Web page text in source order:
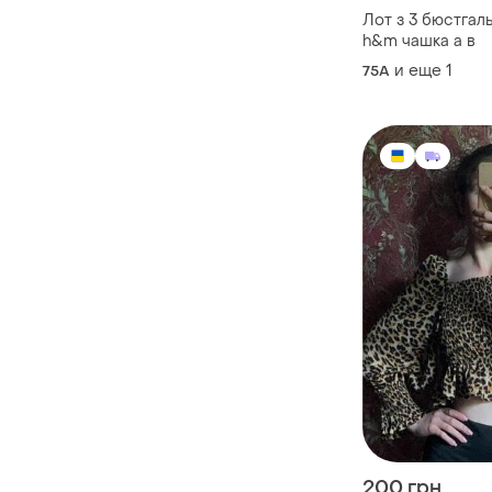
Лот з 3
h&m чашка а в
75A и еще 1